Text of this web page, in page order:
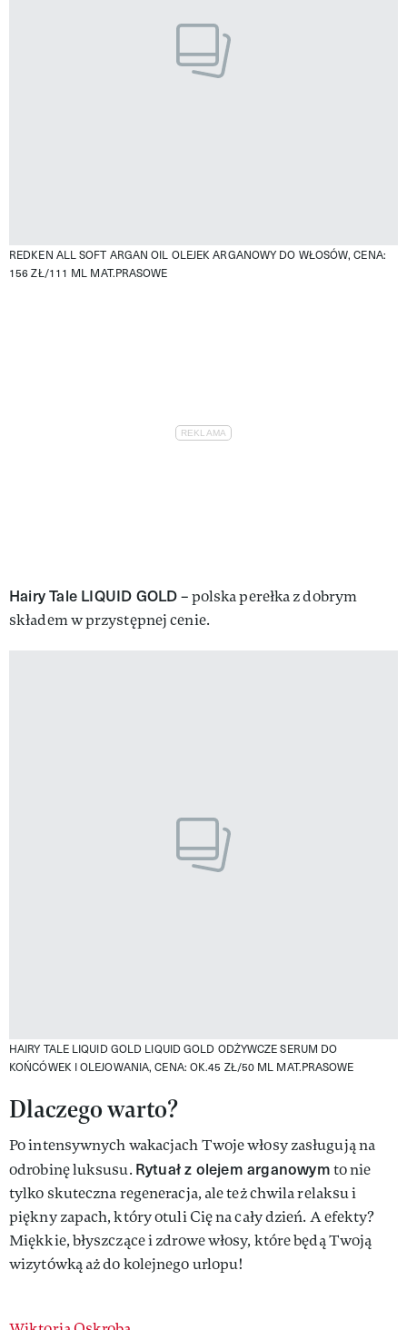
REDKEN ALL SOFT ARGAN OIL OLEJEK ARGANOWY DO WŁOSÓW, CENA:
156 ZŁ/111 ML MAT.PRASOWE
Hairy Tale LIQUID GOLD– polska perełka z dobrym
składem w przystępnej cenie.
HAIRY TALE LIQUID GOLD LIQUID GOLD ODŻYWCZE SERUM DO
KOŃCÓWEK I OLEJOWANIA, CENA: OK.45 ZŁ/50 ML MAT.PRASOWE
Dlaczego warto?
Po intensywnych wakacjach Twoje włosy zasługują na
odrobinę luksusu. Rytuał z olejem arganowymto nie
tylko skuteczna regeneracja, ale też chwila relaksu i
piękny zapach, który otuli Cię na cały dzień. A efekty?
Miękkie, błyszczące i zdrowe włosy, które będą Twoją
wizytówką aż do kolejnego urlopu!